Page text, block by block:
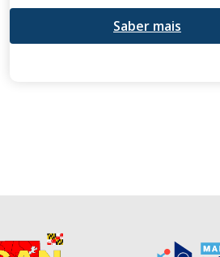
Saber mais